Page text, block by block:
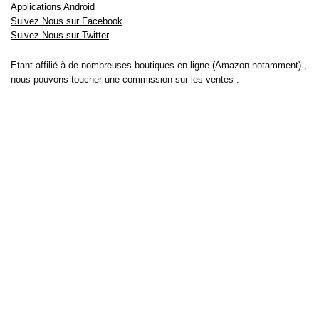
Applications Android
Suivez Nous sur Facebook
Suivez Nous sur Twitter
Etant affilié à de nombreuses boutiques en ligne (Amazon notamment) ,
nous pouvons toucher une commission sur les ventes .